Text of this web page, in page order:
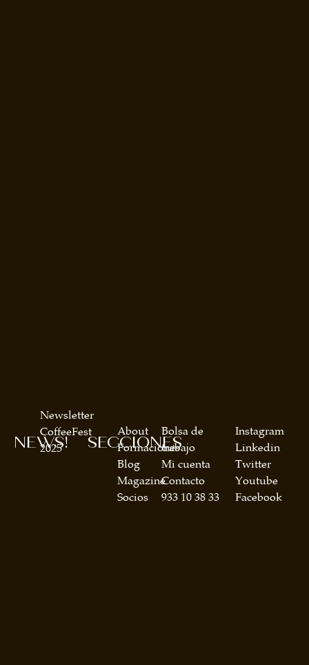
SECCIONES
About
Formaciones
Blog
Magazine
Socios
Bolsa de
trabajo
Mi cuenta
Contacto
933 10 38 33
NEWS!
Newsletter
CoffeeFest
2025
Instagram
Linkedin
Twitter
Youtube
Facebook